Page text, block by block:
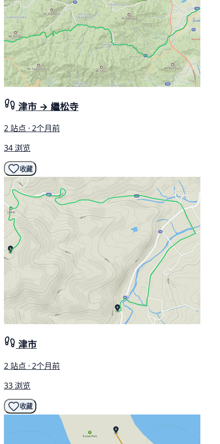
津市 → 繼松寺
2 站点 · 2个月前
34 浏览
收藏
津市
2 站点 · 2个月前
33 浏览
收藏